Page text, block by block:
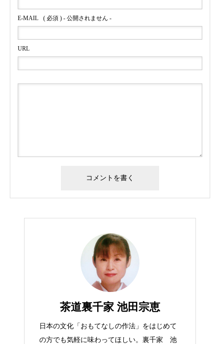
E-MAIL ( 必須 ) - 公開されません -
URL
茶道裏千家 池田宗恵
日本の文化「おもてなしの作法」をはじめて
の方でも気軽に味わってほしい。裏千家 池